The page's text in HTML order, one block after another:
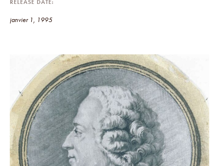
RELEASE DATE
janvier 1, 1995